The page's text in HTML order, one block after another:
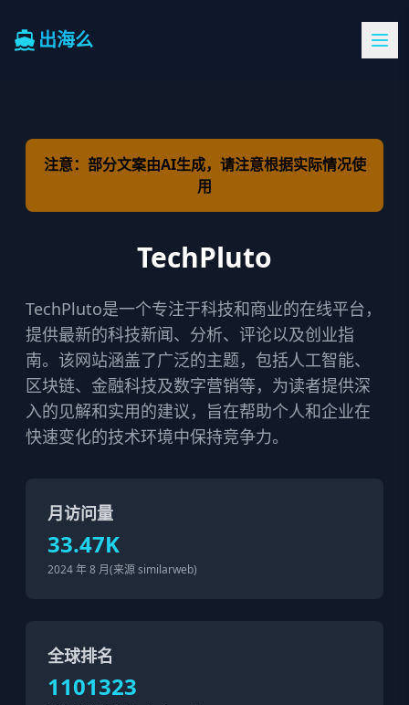
出海么
注意：部分文案由AI生成，请注意根据实际情况使
用
TechPluto
TechPluto是一个专注于科技和商业的在线平台，
提供最新的科技新闻、分析、评论以及创业指
南。该网站涵盖了广泛的主题，包括人工智能、
区块链、金融科技及数字营销等，为读者提供深
入的见解和实用的建议，旨在帮助个人和企业在
快速变化的技术环境中保持竞争力。
月访问量
33.47K
2024 年 8 月(来源 similarweb)
全球排名
1101323